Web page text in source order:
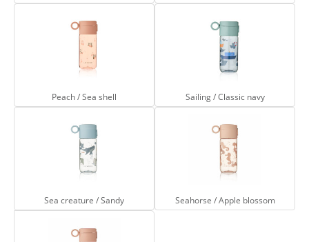
Peach / Sea shell
Peach / Sea shell
Sailing / Classic navy
Sailing / Classic
Sea creature / Sandy
Sea creature / Sandy
Seahorse / Apple blossom
Seahorse / Apple